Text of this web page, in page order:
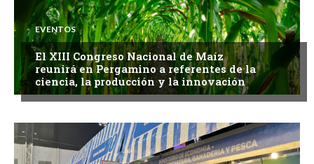
EVENTOS
El XIII Congreso Nacional de Maíz
reunirá en Pergamino a referentes de la
ciencia, la producción y la innovación